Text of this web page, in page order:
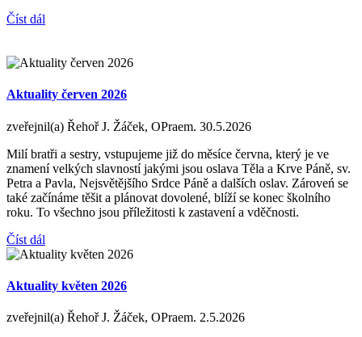
Číst dál
Aktuality červen 2026
zveřejnil(a) Řehoř J. Žáček, OPraem. 30.5.2026
Milí bratři a sestry, vstupujeme již do měsíce června, který je ve
znamení velkých slavností jakými jsou oslava Těla a Krve Páně, sv.
Petra a Pavla, Nejsvětějšího Srdce Páně a dalších oslav. Zároveń se
také začínáme těšit a plánovat dovolené, blíží se konec školního
roku. To všechno jsou příležitosti k zastavení a vděčnosti.
Číst dál
Aktuality květen 2026
zveřejnil(a) Řehoř J. Žáček, OPraem. 2.5.2026